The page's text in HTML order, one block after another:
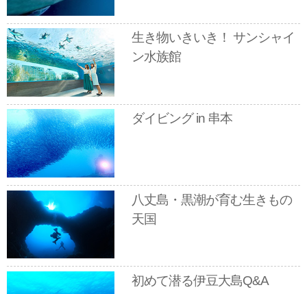
生き物いきいき！ サンシャイ
ン水族館
ダイビング in 串本
八丈島・黒潮が育む生きもの
天国
初めて潜る伊豆大島Q&A